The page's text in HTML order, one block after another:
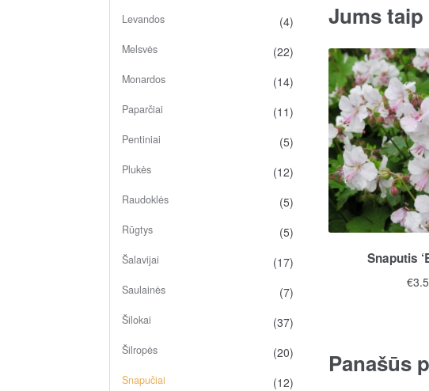
Jums
Snaputis
€
Panašūs
Levandos (4)
Melsvės (22)
Monardos (14)
Paparčiai (11)
Pentiniai (5)
Plukės (12)
Raudoklės (5)
Rūgtys (5)
Šalavijai (17)
Saulainės (7)
Šilokai (37)
Šilropės (20)
Snapučiai (12)